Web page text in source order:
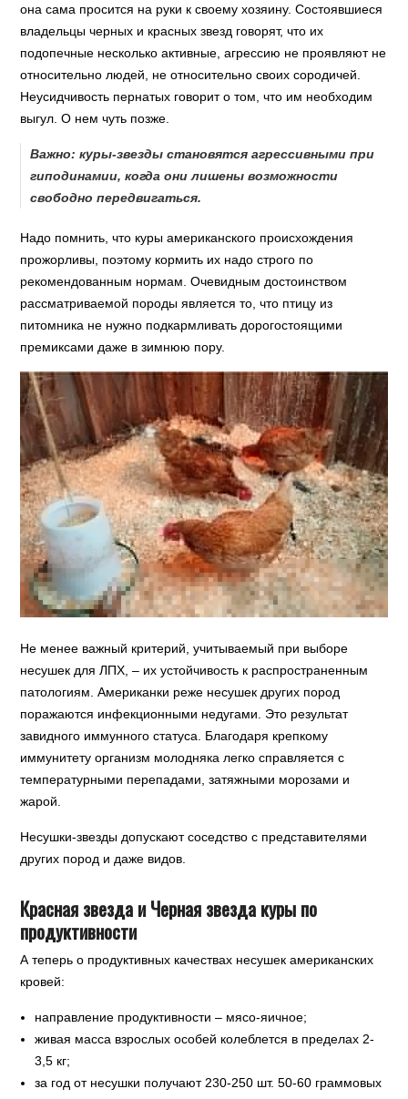
она сама просится на руки к своему хозяину. Состоявшиеся
владельцы черных и красных звезд говорят, что их
подопечные несколько активные, агрессию не проявляют не
относительно людей, не относительно своих сородичей.
Неусидчивость пернатых говорит о том, что им необходим
выгул. О нем чуть позже.
Важно: куры-звезды становятся агрессивными при
гиподинамии, когда они лишены возможности
свободно передвигаться.
Надо помнить, что куры американского происхождения
прожорливы, поэтому кормить их надо строго по
рекомендованным нормам. Очевидным достоинством
рассматриваемой породы является то, что птицу из
питомника не нужно подкармливать дорогостоящими
премиксами даже в зимнюю пору.
Не менее важный критерий, учитываемый при выборе
несушек для ЛПХ, – их устойчивость к распространенным
патологиям. Американки реже несушек других пород
поражаются инфекционными недугами. Это результат
завидного иммунного статуса. Благодаря крепкому
иммунитету организм молодняка легко справляется с
температурными перепадами, затяжными морозами и
жарой.
Несушки-звезды допускают соседство с представителями
других пород и даже видов.
Красная звезда и Черная звезда куры по
продуктивности
А теперь о продуктивных качествах несушек американских
кровей:
направление продуктивности – мясо-яичное;
живая масса взрослых особей колеблется в пределах 2-
3,5 кг;
за год от несушки получают 230-250 шт. 50-60 граммовых